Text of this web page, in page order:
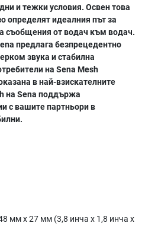
и тежки условия. Освен това
определят идеалния път за
съобщения от водач към водач.
предлага безпрецедентно
звука и стабилна
на Sena Mesh
в най-взискателните
на Sena поддържа
с вашите партньори в
мм x 27 мм (3,8 инча x 1,8 инча x